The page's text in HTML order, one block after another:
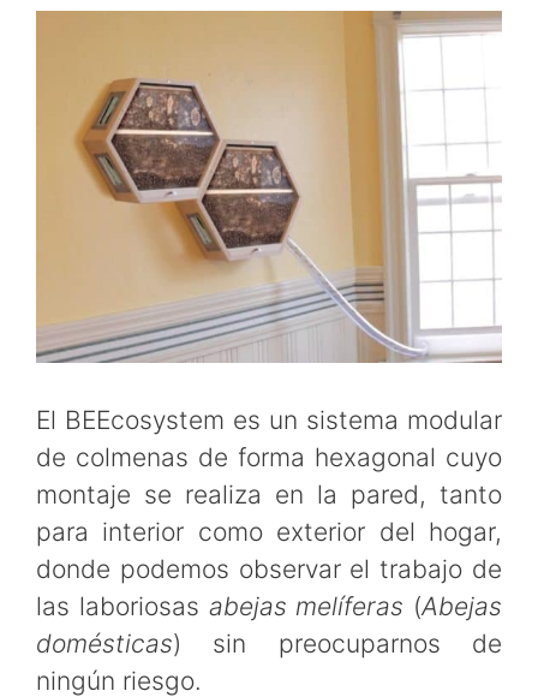
El BEEcosystem es un sistema modular
de colmenas de forma hexagonal cuyo
montaje se realiza en la pared, tanto
para interior como exterior del hogar,
donde podemos observar el trabajo de
las laboriosas abejas melíferas (Abejas
domésticas) sin preocuparnos de
ningún riesgo.